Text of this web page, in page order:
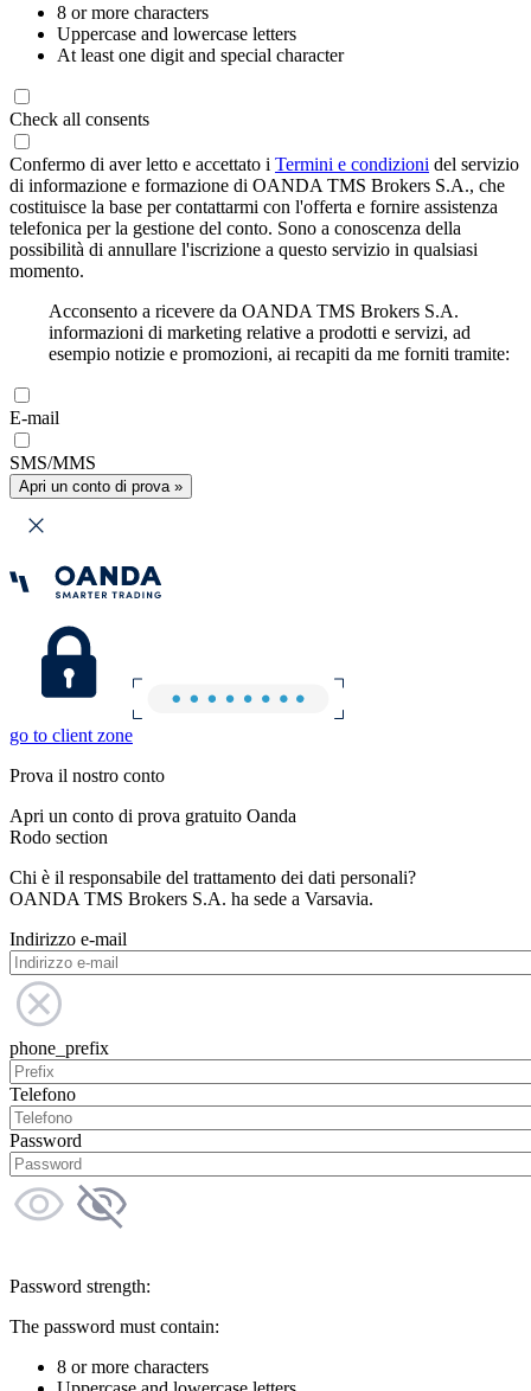
8 or more characters
Uppercase and lowercase letters
At least one digit and special character
Check all consents
Confermo di aver letto e accettato i Termini e condizioni del servizio
di informazione e formazione di OANDA TMS Brokers S.A., che
costituisce la base per contattarmi con l'offerta e fornire assistenza
telefonica per la gestione del conto. Sono a conoscenza della
possibilità di annullare l'iscrizione a questo servizio in qualsiasi
momento.
Acconsento a ricevere da OANDA TMS Brokers S.A.
informazioni di marketing relative a prodotti e servizi, ad
esempio notizie e promozioni, ai recapiti da me forniti tramite:
E-mail
SMS/MMS
Apri un conto di prova »
go to client zone
Prova il nostro conto
Apri un conto di prova gratuito Oanda
Rodo section
Chi è il responsabile del trattamento dei dati personali?
OANDA TMS Brokers S.A. ha sede a Varsavia.
Indirizzo e-mail
phone_prefix
Telefono
Password
Password strength:
The password must contain:
8 or more characters